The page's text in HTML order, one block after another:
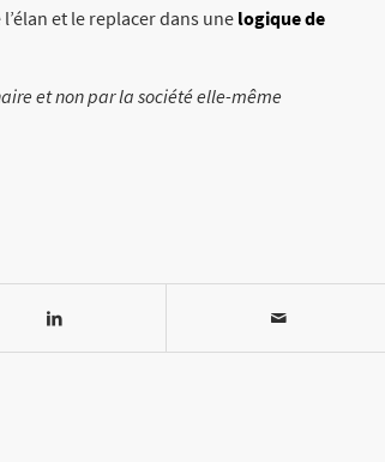
et le replacer dans unelogique de
et non par la société elle-même